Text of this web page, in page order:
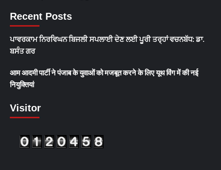
Recent Posts
ਪਾਵਰਕਾਮ ਨਿਰਵਿਘਨ ਬਿਜਲੀ ਸਪਲਾਈ ਦੇਣ ਲਈ ਪੂਰੀ ਤਰ੍ਹਾਂ ਵਚਨਬੱਧ: ਡਾ.
ਬਸੰਤ ਗਰ
आम आदमी पार्टी ने पंजाब के युवाओं को मजबूत करने के लिए यूथ विंग में की नई
नियुक्तियां
Visitor